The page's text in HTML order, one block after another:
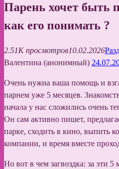
Парень хочет быть
как его понимать ?
2.51K просмотров10.02.2026
Валентина (анонимный)
Очень нужна ваша помощь и
парнем уже 5 месяцев.
начала у нас сложились очень
Он сам активно пишет,
парке, сходить в кино, выпить
компании, и время вместе
Но вот в чем загвоздка: за эти 5